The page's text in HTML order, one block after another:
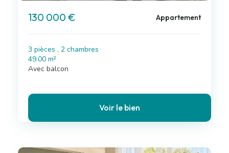
130 000 € Appartement
3 pièces , 2 chambres
49.00 m²
Avec balcon
Voir le bien